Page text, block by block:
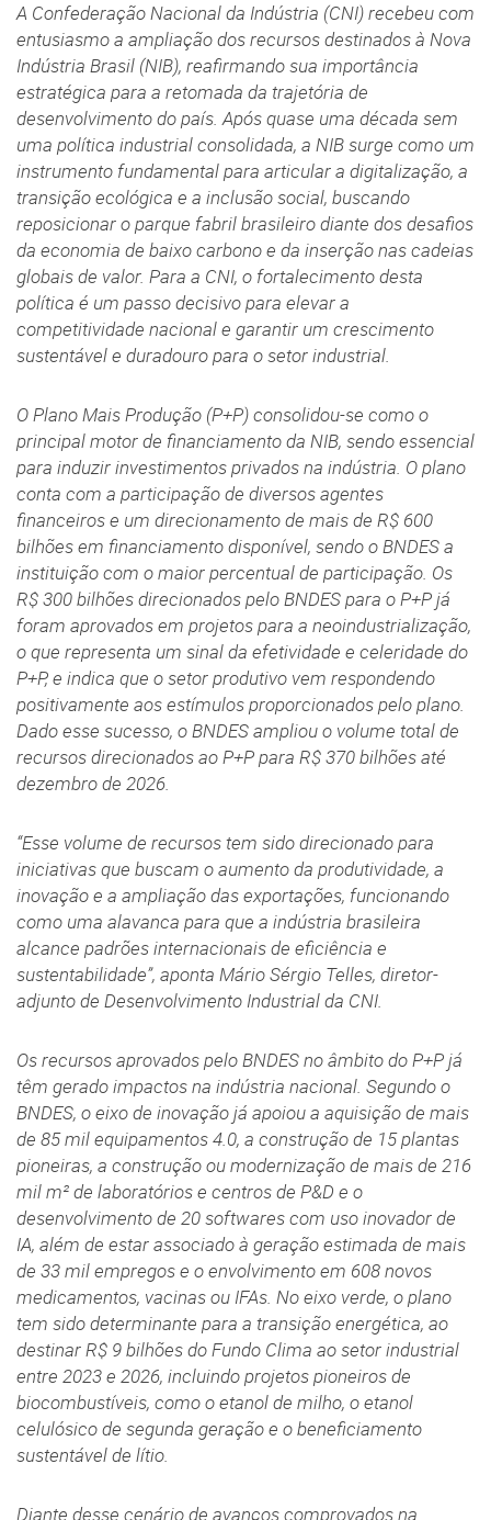
A Confederação Nacional da Indústria (CNI) recebeu com
entusiasmo a ampliação dos recursos destinados à Nova
Indústria Brasil (NIB), reafirmando sua importância
estratégica para a retomada da trajetória de
desenvolvimento do país. Após quase uma década sem
uma política industrial consolidada, a NIB surge como um
instrumento fundamental para articular a digitalização, a
transição ecológica e a inclusão social, buscando
reposicionar o parque fabril brasileiro diante dos desafios
da economia de baixo carbono e da inserção nas cadeias
globais de valor. Para a CNI, o fortalecimento desta
política é um passo decisivo para elevar a
competitividade nacional e garantir um crescimento
sustentável e duradouro para o setor industrial.
O Plano Mais Produção (P+P) consolidou-se como o
principal motor de financiamento da NIB, sendo essencial
para induzir investimentos privados na indústria. O plano
conta com a participação de diversos agentes
financeiros e um direcionamento de mais de R$ 600
bilhões em financiamento disponível, sendo o BNDES a
instituição com o maior percentual de participação. Os
R$ 300 bilhões direcionados pelo BNDES para o P+P já
foram aprovados em projetos para a neoindustrialização,
o que representa um sinal da efetividade e celeridade do
P+P, e indica que o setor produtivo vem respondendo
positivamente aos estímulos proporcionados pelo plano.
Dado esse sucesso, o BNDES ampliou o volume total de
recursos direcionados ao P+P para R$ 370 bilhões até
dezembro de 2026.
“Esse volume de recursos tem sido direcionado para
iniciativas que buscam o aumento da produtividade, a
inovação e a ampliação das exportações, funcionando
como uma alavanca para que a indústria brasileira
alcance padrões internacionais de eficiência e
sustentabilidade”, aponta Mário Sérgio Telles, diretor-
adjunto de Desenvolvimento Industrial da CNI.
Os recursos aprovados pelo BNDES no âmbito do P+P já
têm gerado impactos na indústria nacional. Segundo o
BNDES, o eixo de inovação já apoiou a aquisição de mais
de 85 mil equipamentos 4.0, a construção de 15 plantas
pioneiras, a construção ou modernização de mais de 216
mil m² de laboratórios e centros de P&D e o
desenvolvimento de 20 softwares com uso inovador de
IA, além de estar associado à geração estimada de mais
de 33 mil empregos e o envolvimento em 608 novos
medicamentos, vacinas ou IFAs. No eixo verde, o plano
tem sido determinante para a transição energética, ao
destinar R$ 9 bilhões do Fundo Clima ao setor industrial
entre 2023 e 2026, incluindo projetos pioneiros de
biocombustíveis, como o etanol de milho, o etanol
celulósico de segunda geração e o beneficiamento
sustentável de lítio.
Diante desse cenário de avanços comprovados na